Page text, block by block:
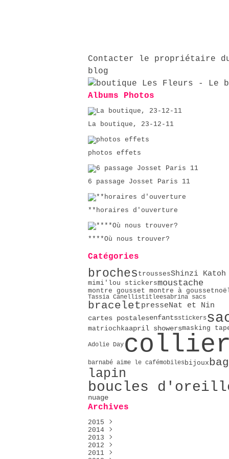
Contacter le propriétaire
blog
Albums Photos
La boutique, 23-12-11
photos effets
6 passage Josset Paris 11
**horaires d'ouverture
****Où nous trouver?
Catégories
broches troussesShinzi Katoh
mimi'lou stickersmoustache
montre gousset montre à gousset
Tassia Canellistitleesabrina sacs
braceletpresseNat et Nin
cartes postalesenfantsstickers
matriochkaapril showersmasking
Adolie Day
barnabé aime le cafémobiles bijoux
lapin
boucles
nuage
Archives
2015
Décembre
Mai(2)
Avril
Février
2014
Décembre
Novembre
Octobre
2013
Décembre
Novembre
2012
Décembre
2011